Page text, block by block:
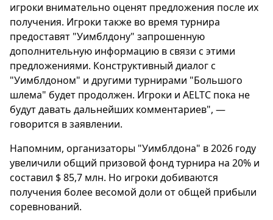
игроки внимательно оценят предложения после их
получения. Игроки также во время турнира
предоставят "Уимблдону" запрошенную
дополнительную информацию в связи с этими
предложениями. Конструктивный диалог с
"Уимблдоном" и другими турнирами "Большого
шлема" будет продолжен. Игроки и AELTC пока не
будут давать дальнейших комментариев", —
говорится в заявлении.
Напомним, организаторы "Уимблдона" в 2026 году
увеличили общий призовой фонд турнира на 20% и
составил $ 85,7 млн. Но игроки добиваются
получения более весомой доли от общей прибыли
соревнований.